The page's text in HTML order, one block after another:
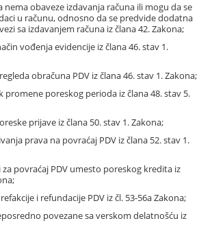
nema obaveze izdavanja računa ili mogu da se
u računu, odnosno da se predvide dodatna
sa izdavanjem računa iz člana 42. Zakona;
vođenja evidencije iz člana 46. stav 1.
obračuna PDV iz člana 46. stav 1. Zakona;
promene poreskog perioda iz člana 48. stav 5.
prijave iz člana 50. stav 1. Zakona;
prava na povraćaj PDV iz člana 52. stav 1.
povraćaj PDV umesto poreskog kredita iz
i refundacije PDV iz čl. 53-56a Zakona;
povezane sa verskom delatnošću iz